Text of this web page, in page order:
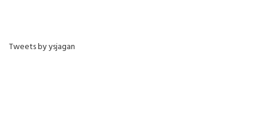
Tweets by ysjagan